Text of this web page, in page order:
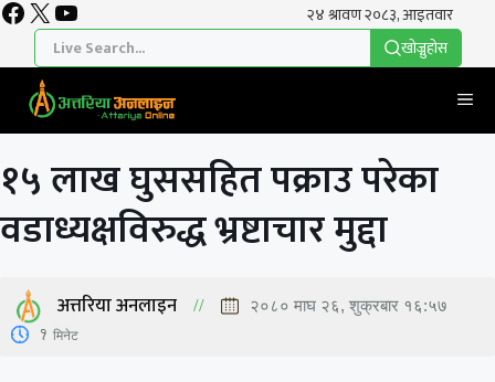
Skip
content
Facebook
X YouTube
खाेज्नुहाेस
१५ लाख घुससहित पक्राउ परेका
वडाध्यक्षविरुद्ध भ्रष्टाचार मुद्दा
अत्तरिया अनलाइन २०८० माघ २६, शुक्रबार १६:५७
1 मिनेट